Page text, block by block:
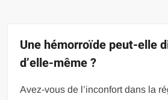
Une hémorroïde peut-elle
d’elle-même ?
Avez-vous de l’inconfort dans la